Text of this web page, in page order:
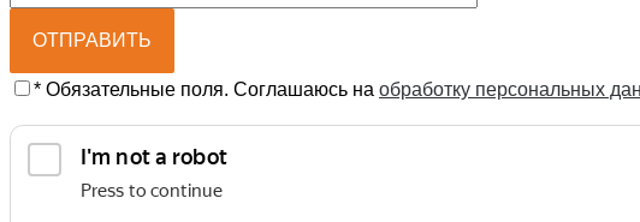
* Обязательные поля. Соглашаюсь на обработку персональных